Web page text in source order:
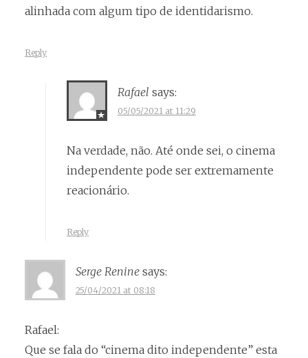
alinhada com algum tipo de identidarismo.
Reply
Rafael says:
05/05/2021 at 11:29
Na verdade, não. Até onde sei, o cinema
independente pode ser extremamente
reacionário.
Reply
Serge Renine says:
25/04/2021 at 08:18
Rafael:
Que se fala do “cinema dito independente” esta